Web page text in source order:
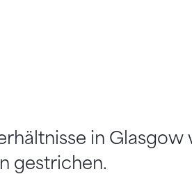
in Glasgow
gestrichen.